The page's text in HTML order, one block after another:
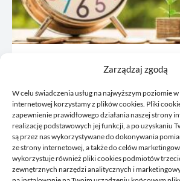
Zarządzaj zgodą
W celu świadczenia usług na najwyższym poziomie
internetowej korzystamy z plików cookies. Pliki
zapewnienie prawidłowego działania naszej strony
realizację podstawowych jej funkcji, a po uzyskaniu
są przez nas wykorzystywane do dokonywania
ze strony internetowej, a także do celów
wykorzystuje również pliki cookies podmiotów
zewnętrznych narzędzi analitycznych i
JDG: co omówić z księgową
21/06/2026